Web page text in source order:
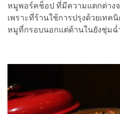
หมูพอร์คช็อป ที่มีความแตกต่าง
เพราะที่ร้านใช้การปรุงด้วยเทค
หมูที่กรอบนอกแต่ด้านในยังชุ่มฉ่